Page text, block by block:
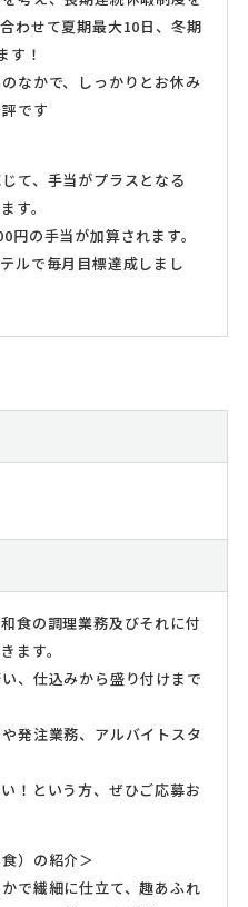
わせて夏期最大10日、冬期
す！
なかで、しっかりとお休み
です
て、手当がプラスとなる
す。
の手当が加算されます。
ルで毎月目標達成しまし
食の調理業務及びそれに付
ます。
、仕込みから盛り付けまで
発注業務、アルバイトスタ
！という方、ぜひご応募お
）の紹介＞
で繊細に仕立て、趣あふれ